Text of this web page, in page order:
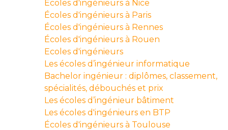
Écoles d'ingénieurs à Nice
Écoles d'ingénieurs à Paris
Écoles d'ingénieurs à Rennes
Écoles d'ingénieurs à Rouen
Ecoles d'ingénieurs
Les écoles d’ingénieur informatique
Bachelor ingénieur : diplômes, classement,
spécialités, débouchés et prix
Les écoles d’ingénieur bâtiment
Les écoles d'ingénieurs en BTP
Écoles d'ingénieurs à Toulouse